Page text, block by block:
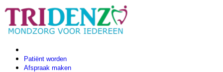
Patiënt worden
Afspraak maken